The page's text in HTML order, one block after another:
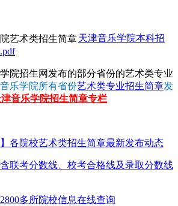
天津音乐学院本科招
院招生网发布的部分省份的艺术类专业
乐学院所有省份艺术类专业招生简章发
津音乐学院招生简章专栏
各院校艺术类招生简章最新发布动态
联考分数线、校考合格线及录取分数线
多所院校信息在线查询